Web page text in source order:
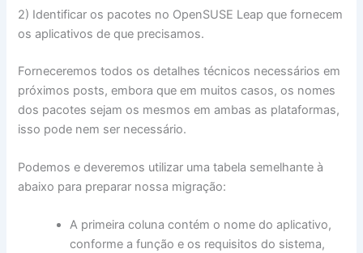
2) Identificar os pacotes no OpenSUSE Leap que fornecem
os aplicativos de que precisamos.
Forneceremos todos os detalhes técnicos necessários em
próximos posts, embora que em muitos casos, os nomes
dos pacotes sejam os mesmos em ambas as plataformas,
isso pode nem ser necessário.
Podemos e deveremos utilizar uma tabela semelhante à
abaixo para preparar nossa migração:
A primeira coluna contém o nome do aplicativo,
conforme a função e os requisitos do sistema,